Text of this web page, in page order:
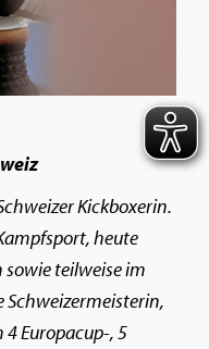
Kickboxerin.
heute
teilweise im
Schweizermeisterin,
Europacup-, 5